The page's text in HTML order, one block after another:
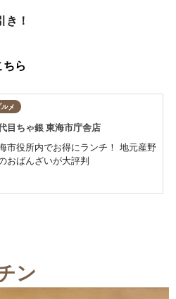
！
ら
ルメ
目ちゃ銀 東海市庁舎店
市役所内でお得にランチ！ 地元産野
おばんざいが大評判
ン